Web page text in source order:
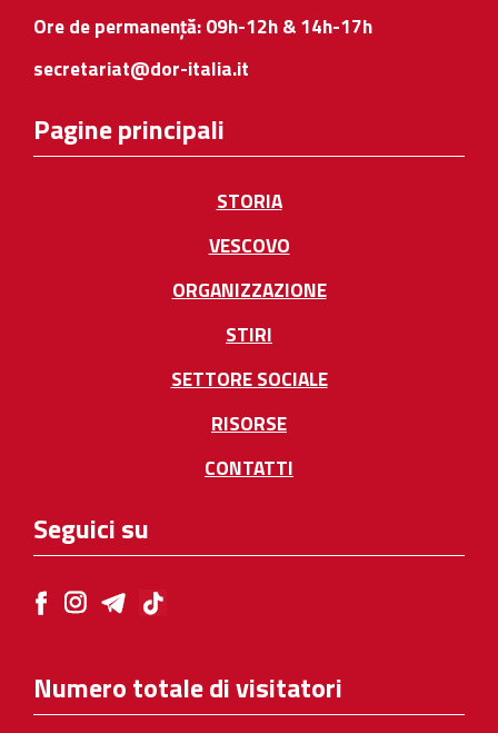
Ore de permanență: 09h-12h & 14h-17h
secretariat@dor-italia.it
Pagine principali
STORIA
VESCOVO
ORGANIZZAZIONE
STIRI
SETTORE SOCIALE
RISORSE
CONTATTI
Seguici su
Numero totale di visitatori